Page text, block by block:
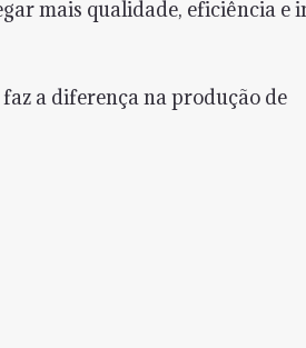
mais qualidade, eficiência e
a diferença na produção de